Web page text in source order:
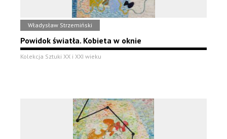
Władysław Strzemiński
Powidok światła. Kobieta w oknie
Kolekcja Sztuki XX i XXI wieku